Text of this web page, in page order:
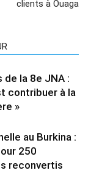
clients à Ouaga
de la 8e JNA :
contribuer à la
»
au Burkina :
250
reconvertis